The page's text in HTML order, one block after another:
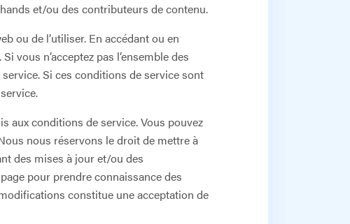
et/ou des contributeurs de contenu.
ou de l’utiliser. En accédant ou en
vous n’acceptez pas l’ensemble des
Si ces conditions de service sont
aux conditions de service. Vous pouvez
nous réservons le droit de mettre à
des mises à jour et/ou des
pour prendre connaissance des
constitue une acceptation de